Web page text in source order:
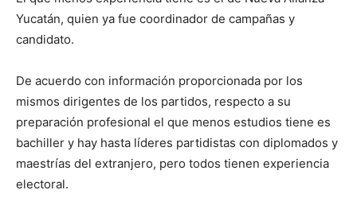
Yucatán, quien ya fue coordinador de campañas y
candidato.
De acuerdo con información proporcionada por los
mismos dirigentes de los partidos, respecto a su
preparación profesional el que menos estudios tiene es
bachiller y hay hasta líderes partidistas con diplomados y
maestrías del extranjero, pero todos tienen experiencia
electoral.